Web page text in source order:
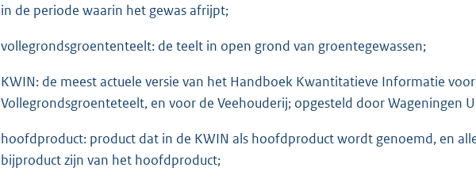
in de periode waarin het gewas afrijpt;
vollegrondsgroententeelt: de teelt in open grond van groentegewassen;
KWIN: de meest actuele versie van het Handboek Kwantitatieve Informatie
Vollegrondsgroenteteelt, en voor de Veehouderij; opgesteld door Wageningen
hoofdproduct: product dat in de KWIN als hoofdproduct wordt genoemd, en
bijproduct zijn van het hoofdproduct;